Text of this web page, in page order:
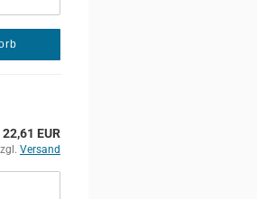
22,61 EUR
Versand